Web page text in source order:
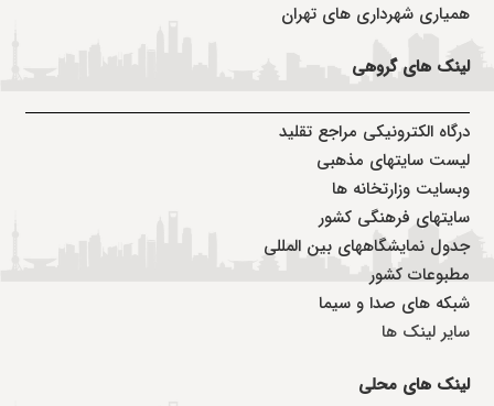
همیاری شهرداری های تهران
لینک های گروهی
درگاه الکترونیکی مراجع تقلید
لیست سایتهای مذهبی
وبسایت وزارتخانه ها
سایتهای فرهنگی کشور
جدول نمایشگاههای بین المللی
مطبوعات کشور
شبکه های صدا و سیما
سایر لینک ها
لینک های محلی